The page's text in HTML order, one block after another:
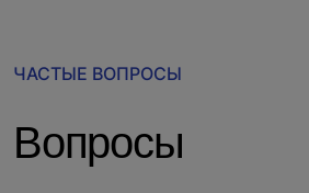
ЧАСТЫЕ ВОПРОСЫ
Вопросы